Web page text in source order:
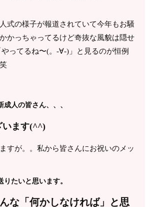
式の様子が報道されていて今年もお騒
かっちゃってるけど奇抜な風貌は隠せ
ってるね〜(。-∀-)」と見るのが恒例
人の皆さん、、、
います(^^)
すが。。私から皆さんにお祝いのメッ
りたいと思います。
な「何かしなければ」と思